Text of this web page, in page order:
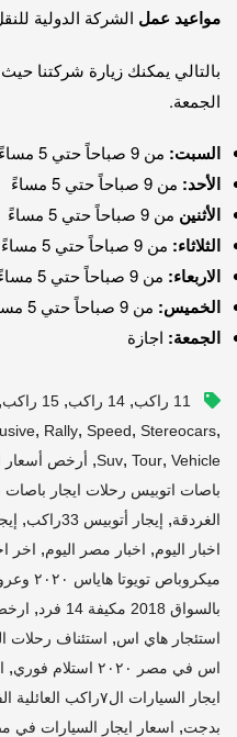
مواعيد عمل الشركة الدولية
بالتالي يمكنك زيارة شركتنا حيث
الجمعة.
السبت: من 9 صباحاً حتي 5 مساءً
الأحد: من 9 صباحاً حتي 5 مساءً
الأثنين من 9 صباحاً حتي 5 مساءً
الثلاثاء: من 9 صباحاً حتي 5 مساءً
الاربعاء: من 9 صباحاً حتي 5 مساءً
الخميس: من 9 صباحاً حتي 5 مساءً
الجمعة: اجازة
11 راكب , 14 راكب , 15 راكب ,
, Rally, Speed, Stereocars,
Suv, Tour, Vehicle
, أرخص أسعار
باصات اتوبيس رحلات ايجار
الغردقة, إيجار أتوبيس 33راكب ,
اخبار اليوم, اخبار مصر اليوم, اخر
ميكروباص تويوتا هاياس ٢٠٢٠ وعروض الايجار
بالسواق 2018 مكيفة 14 فرد
,
استئجار هاي اس, استئناف رحلات
اس في مصر ٢٠٢٠ استلام فوري
,
ايجار السيارات ال٧راكب العائلية الفخمة في مصر
بدجت, اسعار ايجار السيارات في مصر